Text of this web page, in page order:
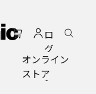
ロ
グ
イ
ン
オンライン
ストア